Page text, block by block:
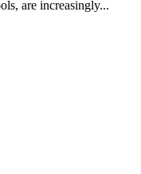
are increasingly...